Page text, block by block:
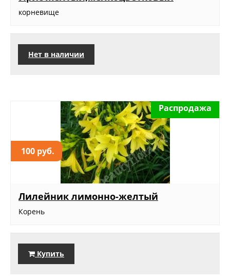
корневище
Нет в наличии
100 руб.
Распродажа
Лилейник лимонно-желтый
Корень
Купить